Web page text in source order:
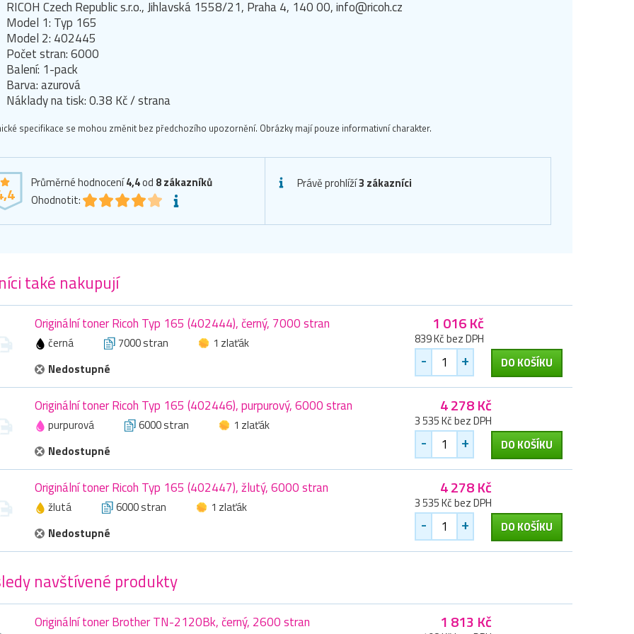
RICOH Czech Republic s.r.o., Jihlavská 1558/21, Praha 4, 140 00, info@ricoh.cz
Model 1: Typ 165
Model 2: 402445
Počet stran: 6000
Balení: 1-pack
Barva: azurová
Náklady na tisk: 0.38 Kč / strana
specifikace se mohou změnit bez předchozího upozornění. Obrázky mají pouze informativní charakter.
Průměrné hodnocení4,4od 8zákazníků
Ohodnotit:
Právě prohlíží3 zákazníci
také nakupují
Originální toner Ricoh Typ 165 (402444), černý, 7000 stran
černá 7000 stran
1 zlaťák
Nedostupné
1 016 Kč
839 Kč bez DPH
- + DO KOŠÍKU
Originální toner Ricoh Typ 165 (402446), purpurový, 6000 stran
purpurová 6000 stran
1 zlaťák
Nedostupné
4 278 Kč
3 535 Kč bez DPH
- + DO KOŠÍKU
Originální toner Ricoh Typ 165 (402447), žlutý, 6000 stran
žlutá 6000 stran
1 zlaťák
Nedostupné
4 278 Kč
3 535 Kč bez DPH
- + DO KOŠÍKU
navštívené produkty
Originální toner Brother TN-2120Bk, černý, 2600 stran 1 813 Kč